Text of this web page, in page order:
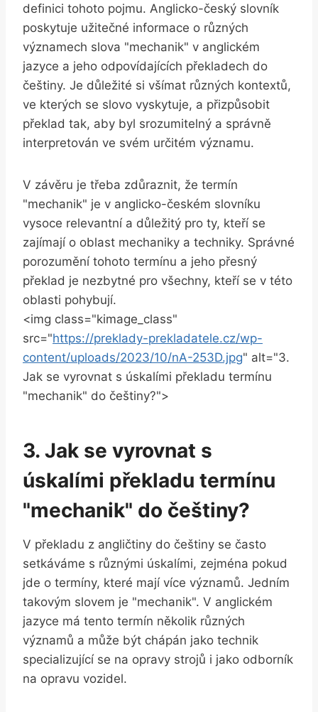
definici tohoto pojmu. Anglicko-český slovník
poskytuje užitečné informace o různých
významech slova "mechanik" v anglickém
jazyce a jeho odpovídajících překladech do
češtiny. Je důležité si všímat různých kontextů,
ve kterých se slovo vyskytuje, a přizpůsobit
překlad tak, aby byl srozumitelný a správně
interpretován ve svém určitém významu.
V závěru je třeba zdůraznit, že termín
"mechanik" je v anglicko-českém slovníku
vysoce relevantní a důležitý pro ty, kteří se
zajímají o oblast mechaniky a techniky. Správné
porozumění tohoto termínu a jeho přesný
překlad je nezbytné pro všechny, kteří se v této
oblasti pohybují.
<img class="kimage_class"
src="https://preklady-prekladatele.cz/wp-
content/uploads/2023/10/nA-253D.jpg" alt="3.
Jak se vyrovnat s úskalími překladu termínu
"mechanik" do češtiny?">
3. Jak se vyrovnat s
úskalími překladu termínu
"mechanik" do češtiny?
V překladu z angličtiny do češtiny se často
setkáváme s různými úskalími, zejména pokud
jde o termíny, které mají více významů. Jedním
takovým slovem je "mechanik". V anglickém
jazyce má tento termín několik různých
významů a může být chápán jako technik
specializující se na opravy strojů i jako odborník
na opravu vozidel.